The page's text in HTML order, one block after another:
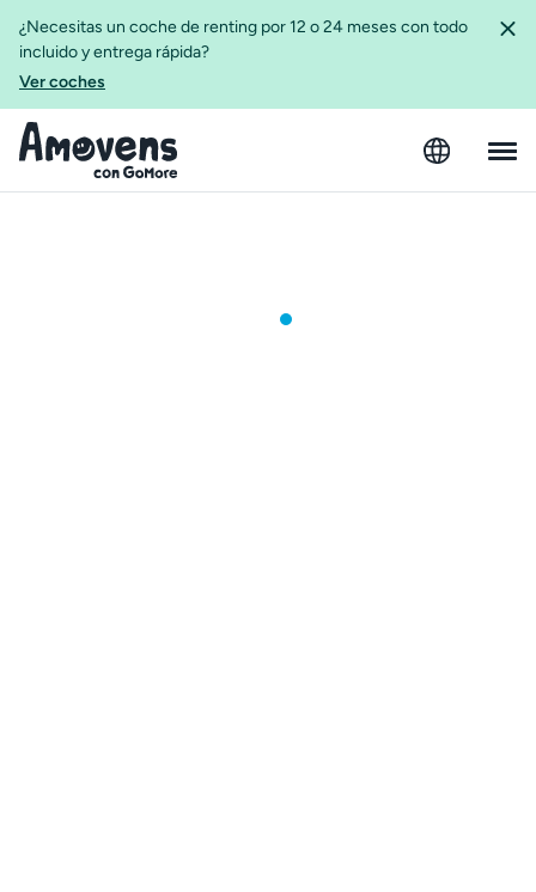
¿Necesitas un coche de renting por 12 o 24 meses con todo
incluido y entrega rápida?
Ver coches